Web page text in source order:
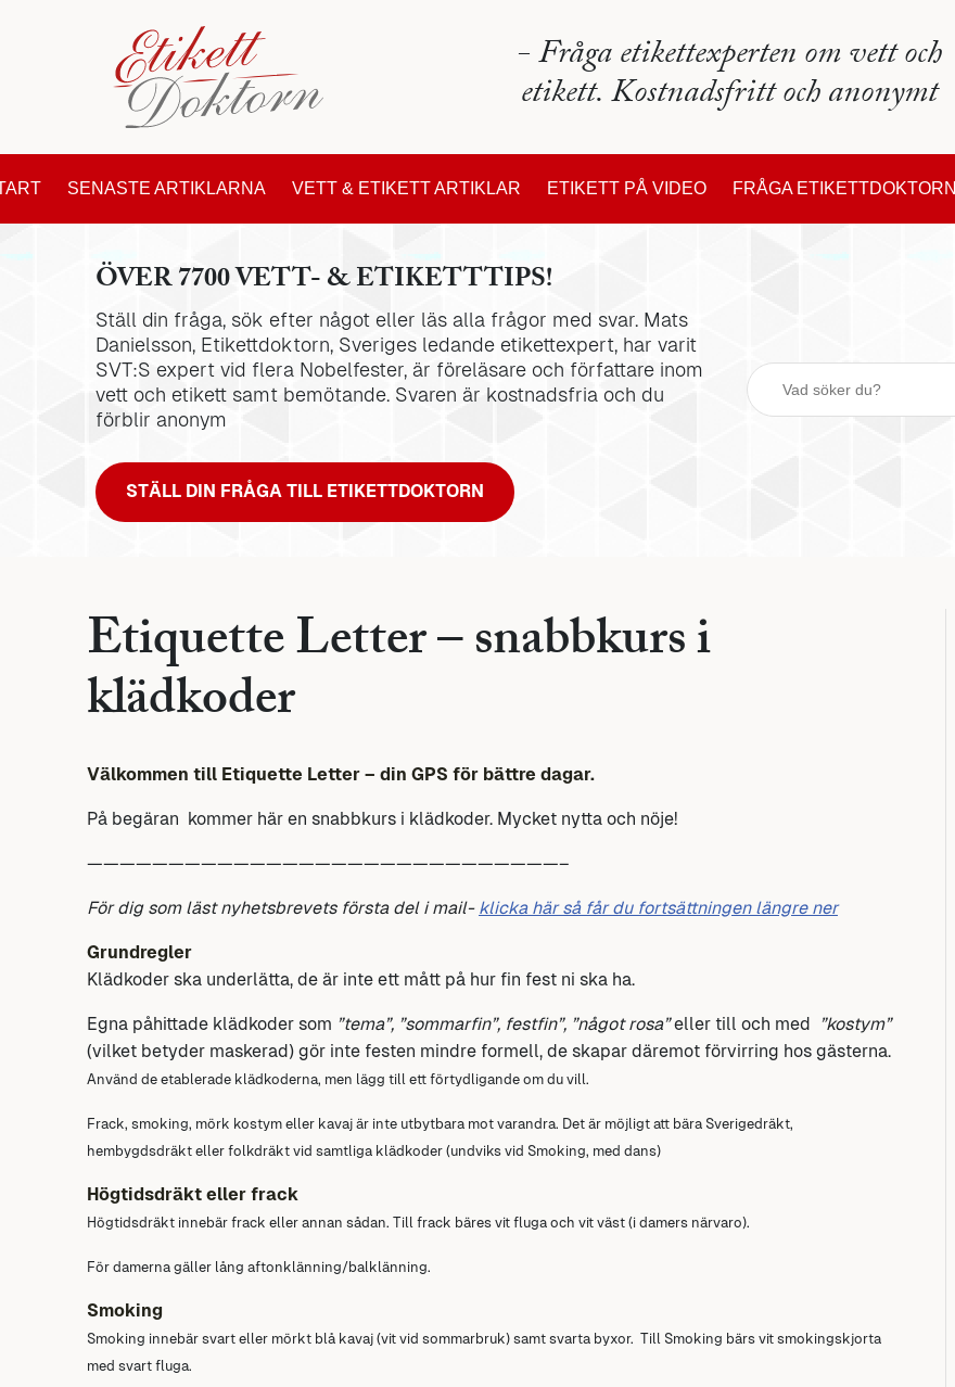
- Fråga etikettexperten om vett och
etikett. Kostnadsfritt och anonymt
SENASTE ARTIKLARNA VETT & ETIKETT ARTIKLAR ETIKETT PÅ VIDEO FRÅGA ETIKETTDOKTORN
ÖVER 7700 VETT- & ETIKETTTIPS!
Ställ din fråga, sök efter något eller läs alla frågor med svar. Mats
Danielsson, Etikettdoktorn, Sveriges ledande etikettexpert, har varit
SVT:S expert vid flera Nobelfester, är föreläsare och författare inom
vett och etikett samt bemötande. Svaren är kostnadsfria och du
förblir anonym
STÄLL DIN FRÅGA TILL ETIKETTDOKTORN
Etiquette Letter – snabbkurs i
klädkoder
Välkommen till Etiquette Letter – din GPS för bättre dagar.
På begäran kommer här en snabbkurs i klädkoder. Mycket nytta och nöje!
—————————————————————————————–
För dig som läst nyhetsbrevets första del i mail- klicka här så får du fortsättningen längre ner
Grundregler
Klädkoder ska underlätta, de är inte ett mått på hur fin fest ni ska ha.
Egna påhittade klädkoder som ”tema”, ”sommarfin”, festfin”, ”något rosa”eller till och med
”kostym”
(vilket betyder maskerad) gör inte festen mindre formell, de skapar däremot förvirring hos gästerna.
Använd de etablerade klädkoderna, men lägg till ett förtydligande om du vill.
Frack, smoking, mörk kostym eller kavaj är inte utbytbara mot varandra. Det är möjligt att bära Sverigedräkt,
hembygdsdräkt eller folkdräkt vid samtliga klädkoder (undviks vid Smoking, med dans)
Högtidsdräkt eller frack
Högtidsdräkt innebär frack eller annan sådan. Till frack bäres vit fluga och vit väst (i damers närvaro).
För damerna gäller lång aftonklänning/balklänning.
Smoking
Smoking innebär svart eller mörkt blå kavaj (vit vid sommarbruk) samt svarta byxor. Till Smoking bärs vit smokingskjorta
med svart fluga.